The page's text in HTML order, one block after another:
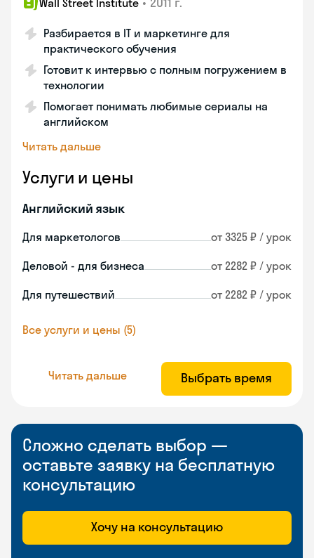
Wall Street Institute
Разбирается в IT и маркетинге для
практического обучения
Готовит к интервью с полным погружением в
технологии
Помогает понимать любимые сериалы на
английском
Читать дальше
Услуги и цены
Английский язык
Для маркетологов от 3325 ₽ / урок
Деловой - для бизнеса от 2282 ₽ / урок
Для путешествий от 2282 ₽ / урок
Все услуги и цены (5)
Читать дальше Выбрать время
Сложно сделать выбор —
оставьте заявку на бесплатную
консультацию
Хочу на консультацию